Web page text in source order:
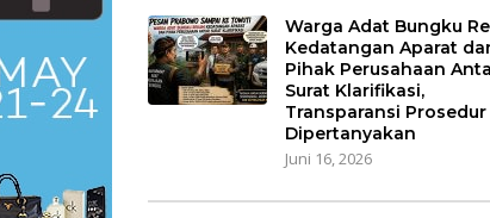
Warga Adat Bungku
Kedatangan Aparat
Pihak Perusahaan
Surat Klarifikasi,
Transparansi Prosedur
Dipertanyakan
Juni 16, 2026